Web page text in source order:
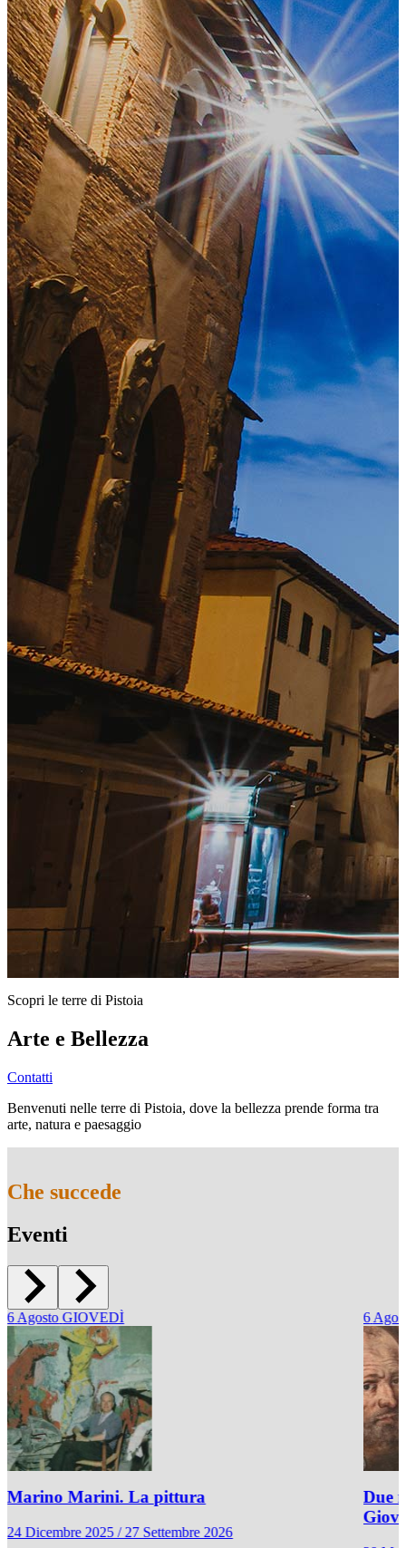
Scopri le terre di Pistoia
Arte e Bellezza
Contatti
Benvenuti nelle terre di Pistoia, dove la bellezza prende forma tra
arte, natura e paesaggio
Che succede
Eventi
6Agosto GIOVEDÌ
Marino Marini. La pittura
24 Dicembre 2025 / 27 Settembre 2026
6
Due